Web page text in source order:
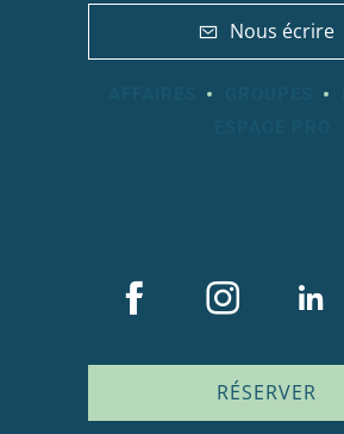
Nous écrire
RÉSERVER